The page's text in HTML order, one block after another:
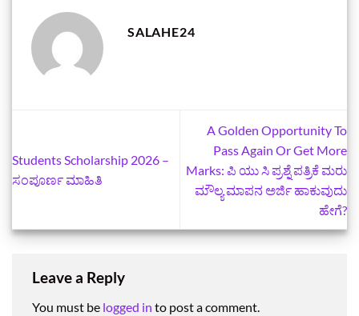
SALAHE24
Students Scholarship 2026 –
ಸಂಪೂರ್ಣ ಮಾಹಿತಿ
A Golden Opportunity To
Pass Again Or Get More
Marks: ಪಿ ಯು ಸಿ ಪ್ರಶ್ನೆ ಪತ್ರಿಕೆ ಮರು
ಮೌಲ್ಯ ಮಾಪನ ಅರ್ಜಿ ಹಾಕುವುದು
ಹೇಗೆ?
Leave a Reply
You must be logged in to post a comment.